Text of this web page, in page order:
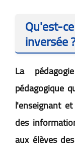
Qu'est-
inversée
La
pédagogique
l'enseignant
des
aux élèves